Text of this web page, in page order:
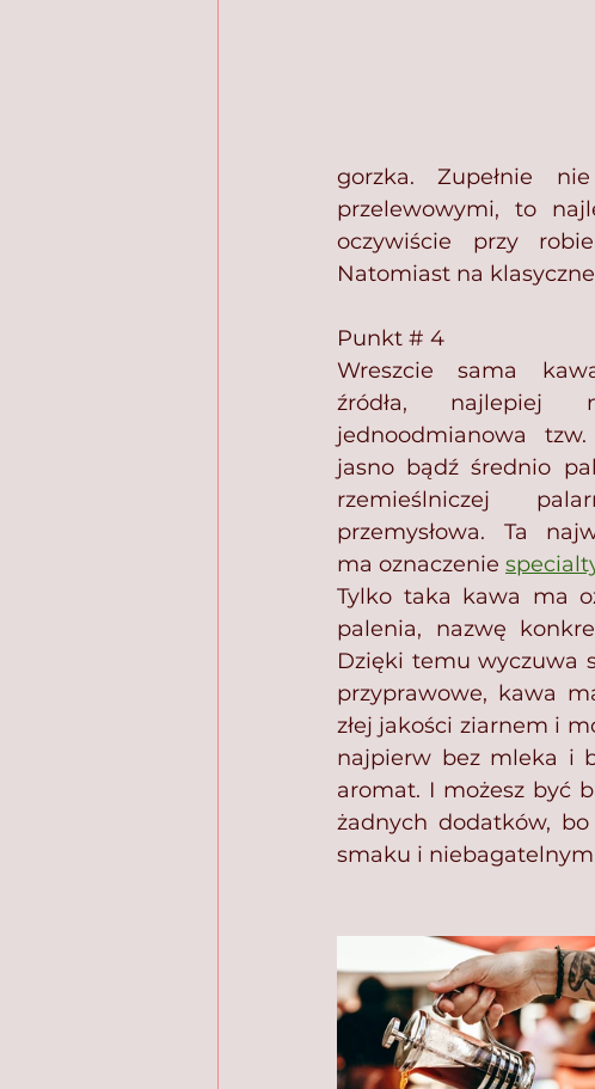
gorzka. Zupełnie
przelewowymi, to
oczywiście przy
Natomiast na
Punkt # 4
Wreszcie sama
źródła, najlepiej
jednoodmianowa
jasno bądź średnio
rzemieślniczej
przemysłowa. Ta
ma oznaczenie
Tylko taka kawa ma
palenia, nazwę
Dzięki temu wyczuwa
przyprawowe, kawa
złej jakości ziarnem i
najpierw bez mleka i
aromat. I możesz być
żadnych dodatków,
smaku i